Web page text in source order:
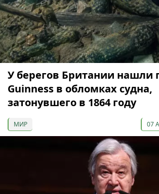
У берегов Британии нашли
Guinness в обломках судна,
затонувшего в 1864 году
МИР 07